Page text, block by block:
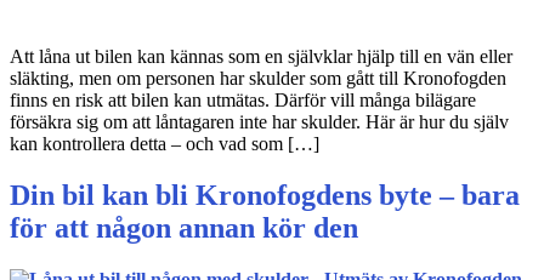
Att låna ut bilen kan kännas som en självklar hjälp till en vän eller
släkting, men om personen har skulder som gått till Kronofogden
finns en risk att bilen kan utmätas. Därför vill många bilägare
försäkra sig om att låntagaren inte har skulder. Här är hur du själv
kan kontrollera detta – och vad som […]
Din bil kan bli Kronofogdens byte – bara
för att någon annan kör den